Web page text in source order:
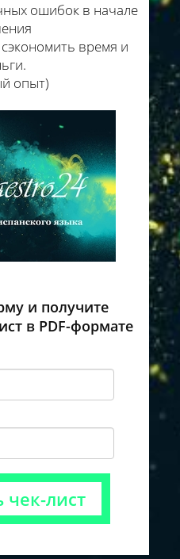
ошибок в начале
время и
опыт)
и получите
в PDF-формате
чек-лист